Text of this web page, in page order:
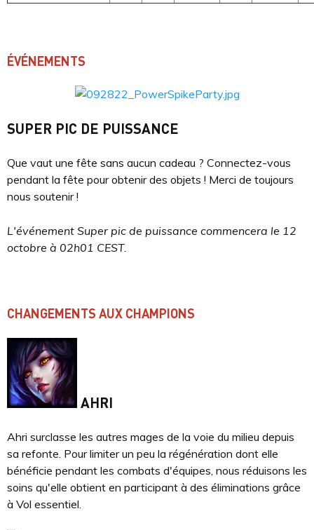
ÉVÉNEMENTS
SUPER PIC DE PUISSANCE
Que vaut une fête sans aucun cadeau ? Connectez-vous
pendant la fête pour obtenir des objets ! Merci de toujours
nous soutenir !
L'événement Super pic de puissance commencera le 12
octobre à 02h01 CEST.
CHANGEMENTS AUX CHAMPIONS
AHRI
Ahri surclasse les autres mages de la voie du milieu depuis
sa refonte. Pour limiter un peu la régénération dont elle
bénéficie pendant les combats d'équipes, nous réduisons les
soins qu'elle obtient en participant à des éliminations grâce
à Vol essentiel.